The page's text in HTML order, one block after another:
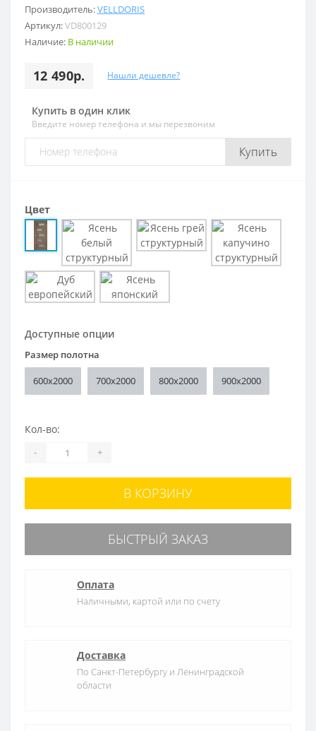
Производитель:VELLDORIS
Артикул:VD800129
Наличие: В наличии
12 490р. Нашли дешевле?
Купить в один клик
Введите номер телефона и мы перезвоним
Купить
Цвет
Доступные опции
Размер полотна
600x2000 700x2000 800x2000 900x2000
Кол-во:
- +
В КОРЗИНУ
БЫСТРЫЙ ЗАКАЗ
Оплата
Наличными, картой или по счету
Доставка
По Санкт-Петербургу и Ленинградской
области